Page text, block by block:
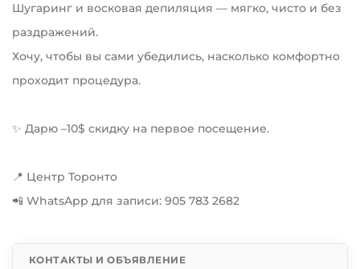
Шугаринг и восковая депиляция — мягко, чисто и без
раздражений.
Хочу, чтобы вы сами убедились, насколько комфортно
проходит процедура.
✨ Дарю –10$ скидку на первое посещение.
📍 Центр Торонто
📲 WhatsApp для записи: 905 783 2682
КОНТАКТЫ И ОБЪЯВЛЕНИЕ